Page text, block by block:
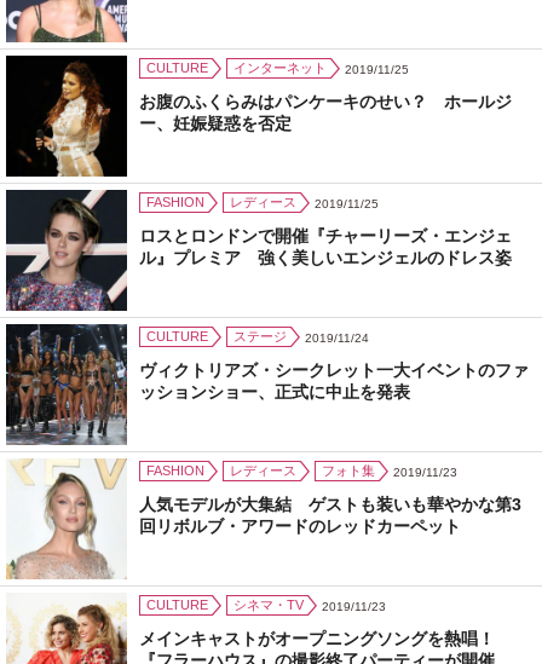
CULTURE インターネット 2019/11/25
お腹のふくらみはパンケーキのせい？ ホールジ
ー、妊娠疑惑を否定
FASHION レディース 2019/11/25
ロスとロンドンで開催『チャーリーズ・エンジェ
ル』プレミア 強く美しいエンジェルのドレス姿
CULTURE ステージ 2019/11/24
ヴィクトリアズ・シークレット一大イベントのファ
ッションショー、正式に中止を発表
FASHION レディース フォト集 2019/11/23
人気モデルが大集結 ゲストも装いも華やかな第3
回リボルブ・アワードのレッドカーペット
CULTURE シネマ・TV 2019/11/23
メインキャストがオープニングソングを熱唱！